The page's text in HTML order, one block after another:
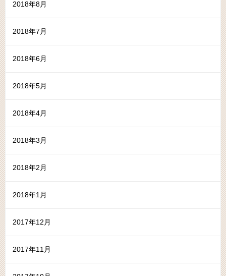
2018年8月
2018年7月
2018年6月
2018年5月
2018年4月
2018年3月
2018年2月
2018年1月
2017年12月
2017年11月